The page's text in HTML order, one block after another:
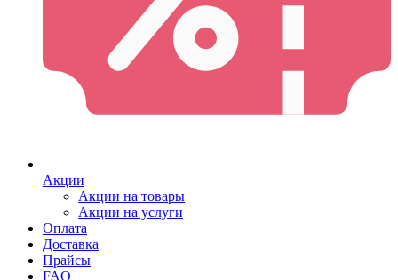
Акции
Акции на товары
Акции на услуги
Оплата
Доставка
Прайсы
FAQ